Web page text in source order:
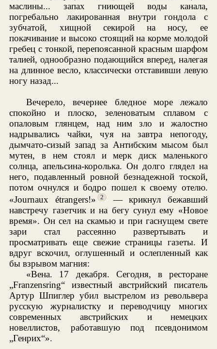
маслины... запах гниющей воды канала,
погребально лакированная внутри гондола с
зубчатой, хищной секирой на носу, ее
покачивание и высоко стоящий на корме молодой
гребец с тонкой, перепоясанной красным шарфом
талией, однообразно подающийся вперед, налегая
на длинное весло, классически отставивши левую
ногу назад...
Вечерело, вечернее бледное море лежало
спокойно и плоско, зеленоватым сплавом с
опаловым глянцем, над ним зло и жалостно
надрывались чайки, чуя на завтра непогоду,
дымчато-сизый запад за Антибским мысом был
мутен, в нем стоял и мерк диск маленького
солнца, апельсина-королька. Он долго глядел на
него, подавленный ровной безнадежной тоской,
потом очнулся и бодро пошел к своему отелю.
«Journaux étrangers!»
2
— крикнул бежавший
навстречу газетчик и на бегу сунул ему «Новое
время». Он сел на скамью и при гаснущем свете
зари стал рассеянно развертывать и
просматривать еще свежие страницы газеты. И
вдруг вскочил, оглушенный и ослепленный как
бы взрывом магния:
«Вена. 17 декабря. Сегодня, в ресторане
„Franzensring“ известный австрийский писатель
Артур Шпиглер убил выстрелом из револьвера
русскую журналистку и переводчицу многих
современных австрийских и немецких
новеллистов, работавшую под псевдонимом
„Генрих“».